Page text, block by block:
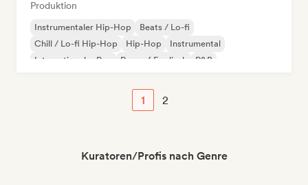
Produktion
Instrumentaler Hip-Hop
Beats / Lo-fi
Chill / Lo-fi Hip-Hop
Hip-Hop
Instrumental
Internationaler Rap
Rap auf Englisch R&B
1 2
Kuratoren/Profis nach Genre